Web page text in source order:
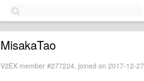
MisakaTao
V2EX member #277224, joined on 2017-12-